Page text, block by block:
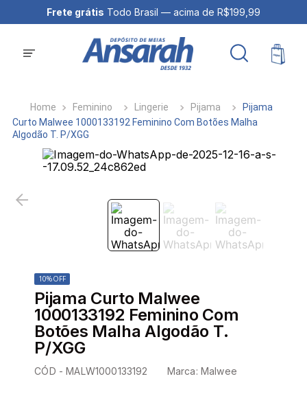
Frete grátis Todo Brasil — acima de R$199,99
Feminino Lingerie Pijama
Pijama
Curto Malwee 1000133192 Feminino Com Botões Malha
Algodão T. P/XGG
10%OFF
Pijama Curto Malwee
1000133192 Feminino Com
Botões Malha Algodão T.
P/XGG
CÓD -MALW1000133192 Marca: Malwee